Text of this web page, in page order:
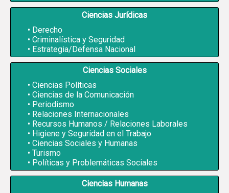
Ciencias Jurídicas
Derecho
Criminalística y Seguridad
Estrategia/Defensa Nacional
Ciencias Sociales
Ciencias Políticas
Ciencias de la Comunicación
Periodismo
Relaciones Internacionales
Recursos Humanos / Relaciones Laborales
Higiene y Seguridad en el Trabajo
Ciencias Sociales y Humanas
Turismo
Políticas y Problemáticas Sociales
Ciencias Humanas